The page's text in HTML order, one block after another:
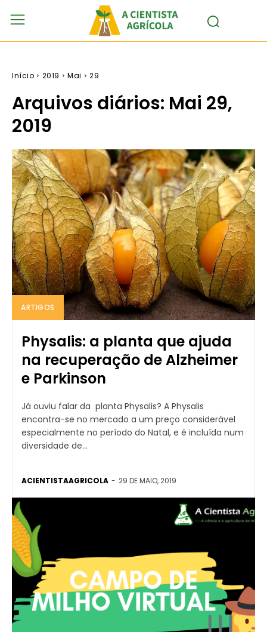
Início 2019 Mai 29
Arquivos diários: Mai 29,
2019
ARTIGOS
Physalis: a planta que ajuda
na recuperação de Alzheimer
e Parkinson
Já ouviu falar da planta Physalis? A Physalis
encontra-se no mercado a um preço considerável
especialmente no período do Natal, e é incluída num
diversidade de...
ACIENTISTAAGRICOLA - 29 DE MAIO, 2019